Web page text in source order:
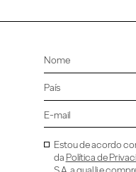
Estou de acordo
da Política de